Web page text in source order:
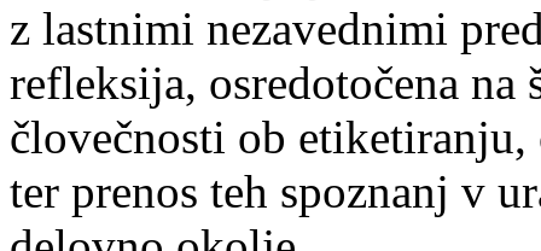
z lastnimi nezavednimi
refleksija, osredotočena
človečnosti ob
ter prenos teh spoznanj v